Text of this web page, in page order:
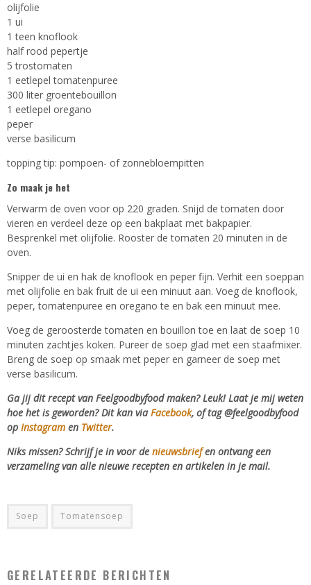
olijfolie
1 ui
1 teen knoflook
half rood pepertje
5 trostomaten
1 eetlepel tomatenpuree
300 liter groentebouillon
1 eetlepel oregano
peper
verse basilicum
topping tip: pompoen- of zonnebloempitten
Zo maak je het
Verwarm de oven voor op 220 graden. Snijd de tomaten door
vieren en verdeel deze op een bakplaat met bakpapier.
Besprenkel met olijfolie. Rooster de tomaten 20 minuten in de
oven.
Snipper de ui en hak de knoflook en peper fijn. Verhit een soeppan
met olijfolie en bak fruit de ui een minuut aan. Voeg de knoflook,
peper, tomatenpuree en oregano te en bak een minuut mee.
Voeg de geroosterde tomaten en bouillon toe en laat de soep 10
minuten zachtjes koken. Pureer de soep glad met een staafmixer.
Breng de soep op smaak met peper en garneer de soep met
verse basilicum.
Ga jij dit recept van Feelgoodbyfood maken? Leuk! Laat je mij weten
hoe het is geworden? Dit kan via Facebook, of tag @feelgoodbyfood
op Instagram en Twitter.
Niks missen? Schrijf je in voor de nieuwsbriefen ontvang een
verzameling van alle nieuwe recepten en artikelen in je mail.
Soep Tomatensoep
GERELATEERDE BERICHTEN